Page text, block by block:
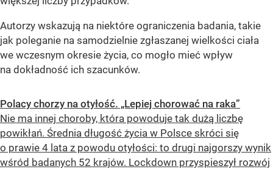
Autorzy wskazują na niektóre ograniczenia badania, takie
jak poleganie na samodzielnie zgłaszanej wielkości ciała
we wczesnym okresie życia, co mogło mieć wpływ
na dokładność ich szacunków.
Polacy chorzy na otyłość. „Lepiej chorować na raka”
Nie ma innej choroby, która powoduje tak dużą liczbę
powikłań. Średnia długość życia w Polsce skróci się
o prawie 4 lata z powodu otyłości: to drugi najgorszy wynik
wśród badanych 52 krajów. Lockdown przyspieszył rozwój